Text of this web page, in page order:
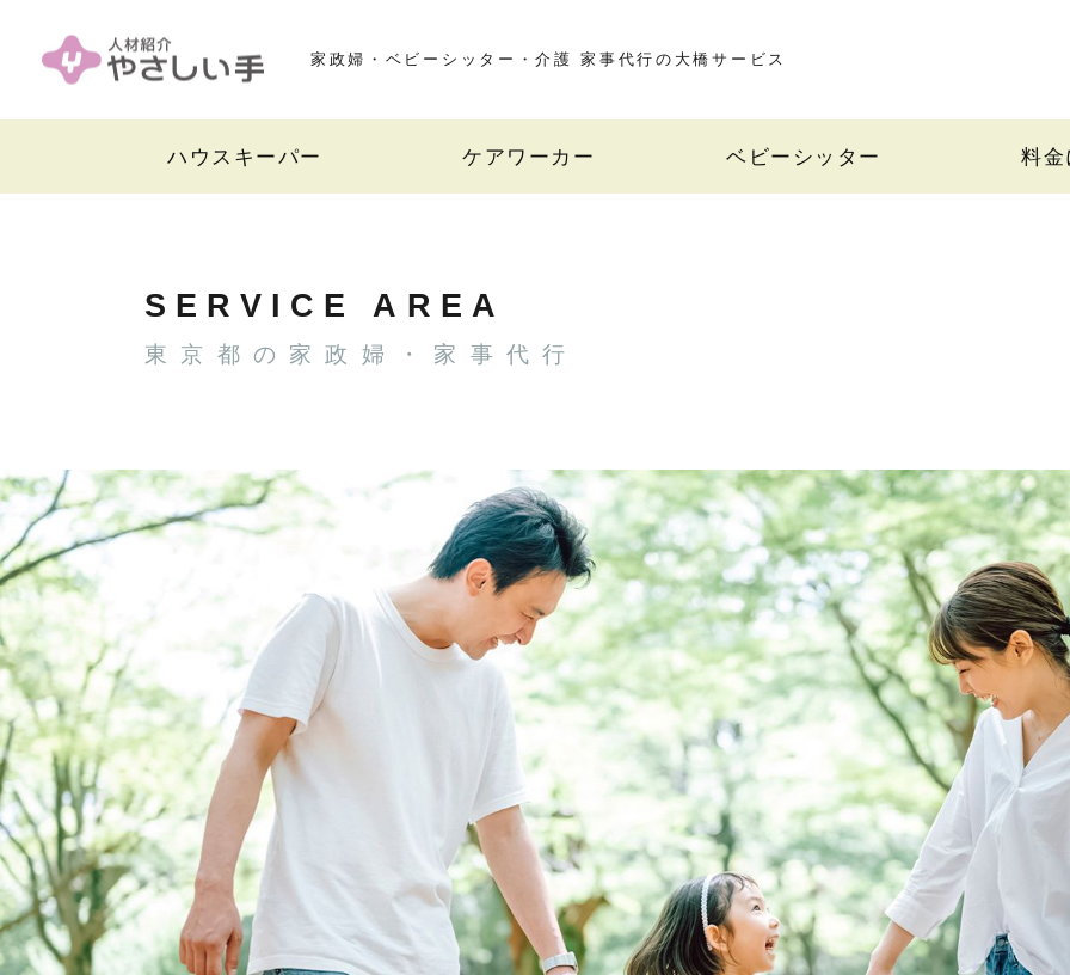
家政婦・ベビーシッター・介護 家事代行の大橋サービス
ハウスキーパー ケアワーカー ベビーシッター 料金
SERVICE AREA
東京都の家政婦・家事代行